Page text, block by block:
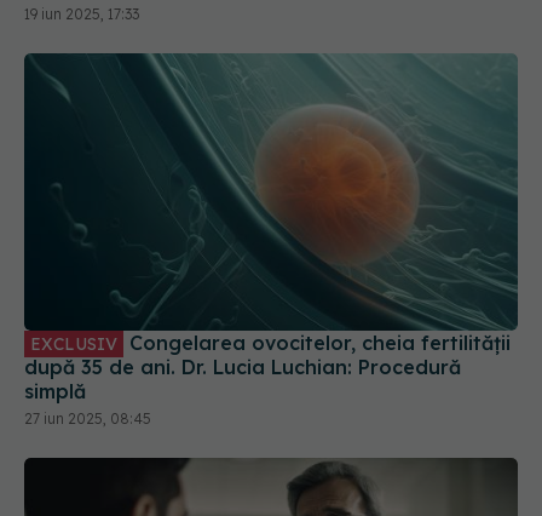
19 iun 2025, 17:33
EXCLUSIV
după 35 de ani. Dr. Lucia Luchian: Procedură
simplă
27 iun 2025, 08:45